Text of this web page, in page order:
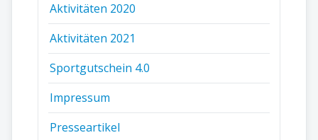
Aktivitäten 2020
Aktivitäten 2021
Sportgutschein 4.0
Impressum
Presseartikel